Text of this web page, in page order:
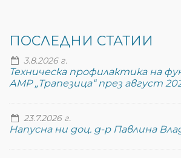
ПОСЛЕДНИ СТАТИИ
3.8.2026 г.
Техническа профилактика на
АМР „Трапезица“ през август
23.7.2026 г.
Напусна ни доц. д-р Павлина